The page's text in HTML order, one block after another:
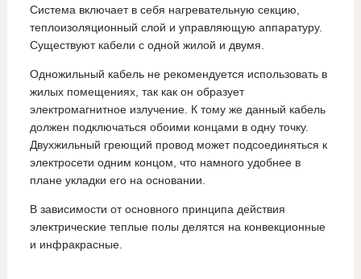
Система включает в себя нагревательную секцию,
теплоизоляционный слой и управляющую аппаратуру.
Существуют кабели с одной жилой и двумя.
Одножильный кабель не рекомендуется использовать в
жилых помещениях, так как он образует
электромагнитное излучение. К тому же данный кабель
должен подключаться обоими концами в одну точку.
Двухжильный греющий провод может подсоединяться к
электросети одним концом, что намного удобнее в
плане укладки его на основании.
В зависимости от основного принципа действия
электрические теплые полы делятся на конвекционные
и инфракрасные.